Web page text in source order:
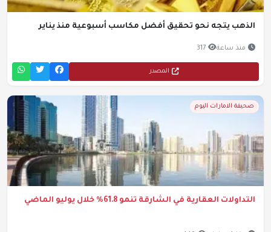
الذهب يتجه نحو تحقيق أفضل مكاسب أسبوعية منذ يناير
منذ ساعة 317
المصدر
صحيفة الامارات اليوم
التداولات العقارية في الشارقة تنمو 61.8% خلال يوليو الماضي